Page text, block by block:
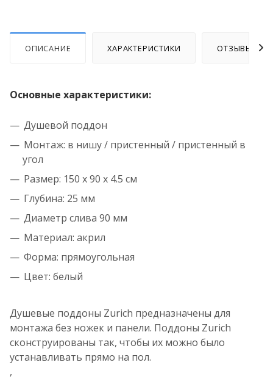
ОПИСАНИЕ ХАРАКТЕРИСТИКИ ОТЗЫВЫ
Основные характеристики:
Душевой поддон
Монтаж: в нишу / пристенный / пристенный в
угол
Размер: 150 x 90 x 4.5 см
Глубина: 25 мм
Диаметр слива 90 мм
Материал: акрил
Форма: прямоугольная
Цвет: белый
Душевые поддоны Zurich предназначены для
монтажа без ножек и панели. Поддоны Zurich
сконструированы так, чтобы их можно было
устанавливать прямо на пол.
,